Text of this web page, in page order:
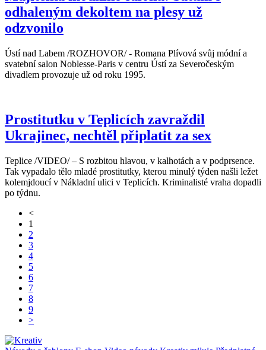
odhaleným dekoltem na plesy už
odzvonilo
Ústí nad Labem /ROZHOVOR/ - Romana Plívová svůj módní a
svatební salon Noblesse-Paris v centru Ústí za Severočeským
divadlem provozuje už od roku 1995.
Prostitutku v Teplicích zavraždil
Ukrajinec, nechtěl připlatit za sex
Teplice /VIDEO/ – S rozbitou hlavou, v kalhotách a v podprsence.
Tak vypadalo tělo mladé prostitutky, kterou minulý týden našli ležet
kolemjdoucí v Nákladní ulici v Teplicích. Kriminalisté vraha dopadli
po týdnu.
<
1
2
3
4
5
6
7
8
9
>